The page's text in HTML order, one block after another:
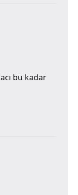
bu kadar